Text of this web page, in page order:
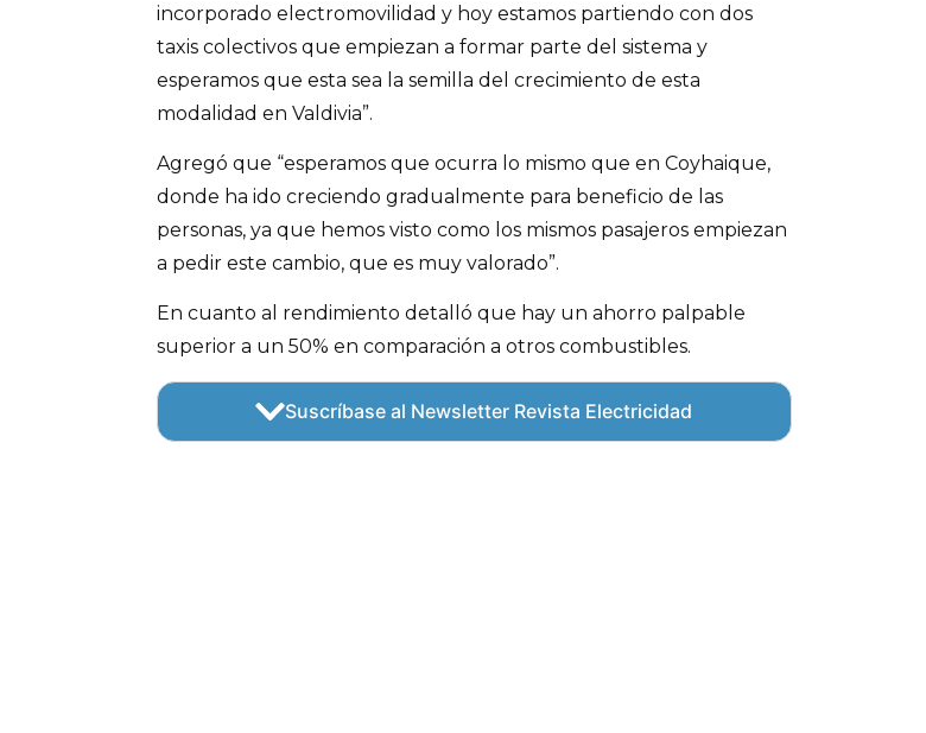
incorporado electromovilidad y hoy estamos partiendo con dos
taxis colectivos que empiezan a formar parte del sistema y
esperamos que esta sea la semilla del crecimiento de esta
modalidad en Valdivia”.
Agregó que “esperamos que ocurra lo mismo que en Coyhaique,
donde ha ido creciendo gradualmente para beneficio de las
personas, ya que hemos visto como los mismos pasajeros empiezan
a pedir este cambio, que es muy valorado”.
En cuanto al rendimiento detalló que hay un ahorro palpable
superior a un 50% en comparación a otros combustibles.
Suscríbase al Newsletter Revista Electricidad